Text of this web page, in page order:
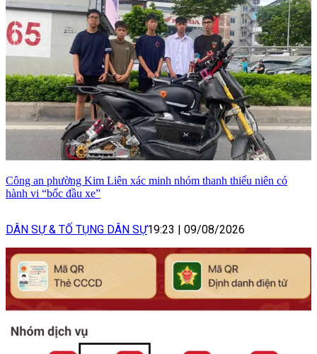
Công an phường Kim Liên xác minh nhóm thanh thiếu niên có
hành vi “bốc đầu xe”
DÂN SỰ & TỐ TỤNG DÂN SỰ19:23 09/08/2026